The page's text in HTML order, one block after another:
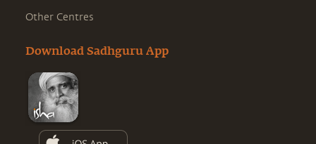
Other Centres
Download Sadhguru App